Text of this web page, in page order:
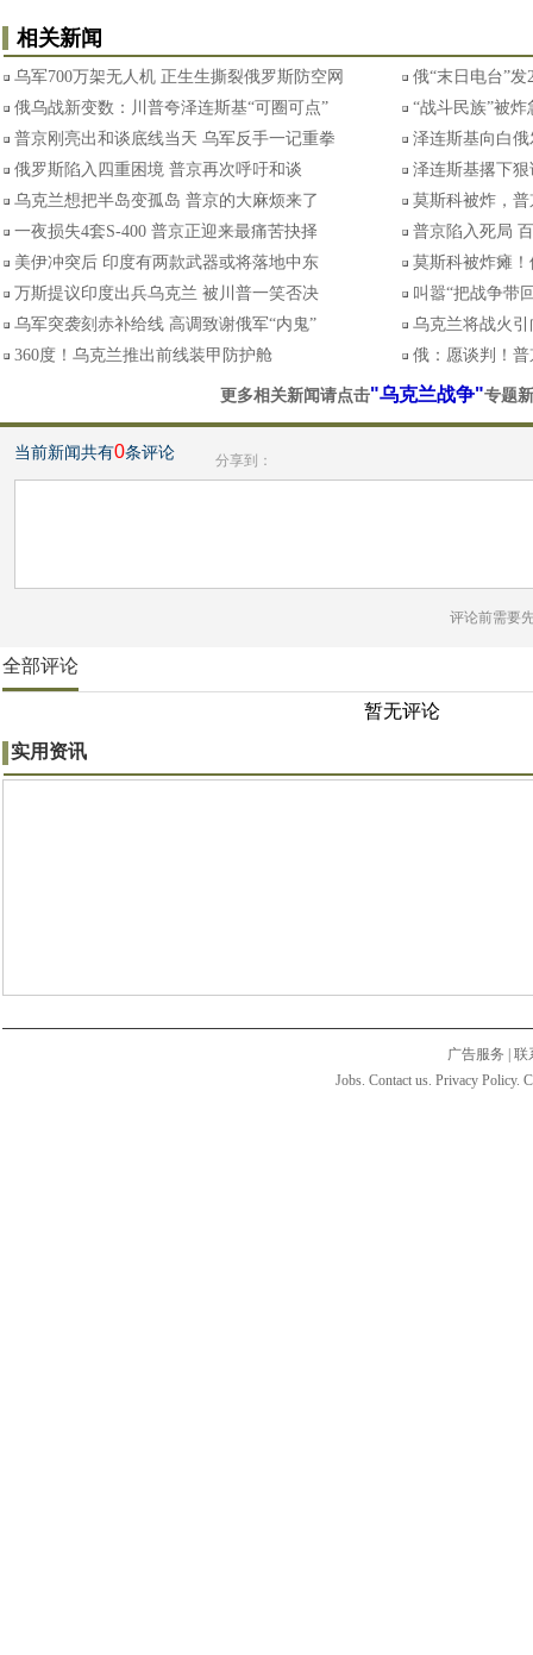
相关新闻
乌军700万架无人机 正生生撕裂俄罗斯防空网
俄“末日电台”
俄乌战新变数：川普夸泽连斯基“可圈可点”
“战斗民族”被
普京刚亮出和谈底线当天 乌军反手一记重拳
泽连斯基向白
俄罗斯陷入四重困境 普京再次呼吁和谈
泽连斯基撂下
乌克兰想把半岛变孤岛 普京的大麻烦来了
莫斯科被炸，
一夜损失4套S-400 普京正迎来最痛苦抉择
普京陷入死局
美伊冲突后 印度有两款武器或将落地中东
莫斯科被炸瘫
万斯提议印度出兵乌克兰 被川普一笑否决
叫嚣“把战争带
乌军突袭刻赤补给线 高调致谢俄军“内鬼”
乌克兰将战火
360度！乌克兰推出前线装甲防护舱
俄：愿谈判！
更多相关新闻请点击"乌克兰战争"专题
当前新闻共有0条评论 分享到：
评论前需要
全部评论
暂无评论
实用资讯
广告服务
联
Jobs. Contact us. Privacy Policy.